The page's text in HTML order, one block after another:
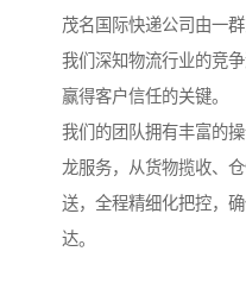
茂名国际快递公司由一
我们深知物流行业的竞
赢得客户信任的关键。
我们的团队拥有丰富的
龙服务，从货物揽收、
送，全程精细化把控，
达。